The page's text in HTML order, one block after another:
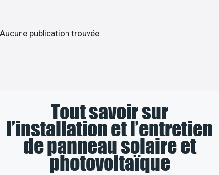
Aucune publication trouvée.
Tout savoir sur
l’installation et l’entretien
de panneau solaire et
photovoltaïque